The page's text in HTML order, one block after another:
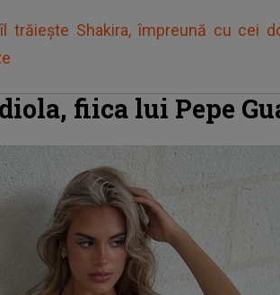
trăiește Shakira, împreună cu cei
fiica lui Pepe